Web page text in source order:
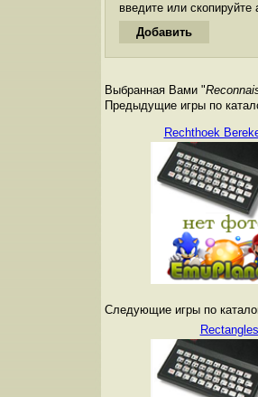
введите или
Выбранная Вами "
Предыдущие игры по
Rechthoek
Следующие игры по
Rectangles